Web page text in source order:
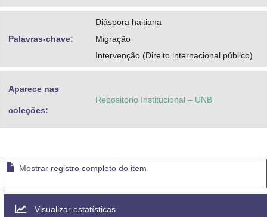
Palavras-chave:
Diáspora haitiana
Migração
Intervenção (Direito internacional público)
Aparece nas
coleções:
Repositório Institucional – UNB
Mostrar registro completo do item
Visualizar estatísticas